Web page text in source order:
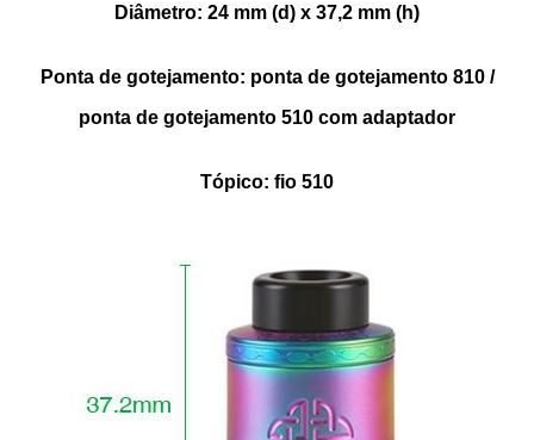
Diâmetro: 24 mm (d) x 37,2 mm (h)
Ponta de gotejamento: ponta de gotejamento 810 /
ponta de gotejamento 510 com adaptador
Tópico: fio 510